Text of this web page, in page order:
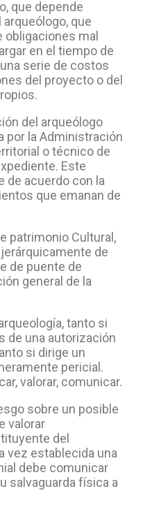
que depende
que
obligaciones mal
en el tiempo de
serie de costos
del proyecto o del
del arqueólogo
por la Administración
o técnico de
Este
de acuerdo con la
que emanan de
patrimonio Cultural,
de
de puente de
general de la
tanto si
de una autorización
si dirige un
pericial.
valorar, comunicar.
sobre un posible
valorar
del
vez establecida una
debe comunicar
salvaguarda física a